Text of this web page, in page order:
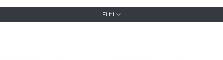
Filtri